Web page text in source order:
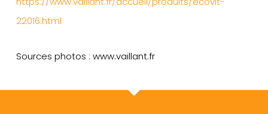
22016.html
Sources photos : www.vaillant.fr